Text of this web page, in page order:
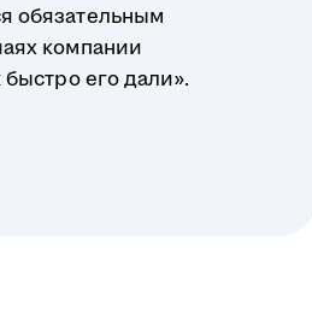
обязательным
компании
быстро его дали».